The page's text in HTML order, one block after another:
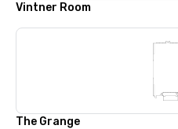
Vintner Room
The Grange